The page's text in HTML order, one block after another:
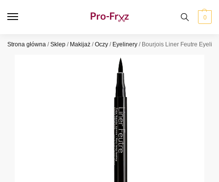
0
Strona główna /Sklep / Makijaż /Oczy / Eyelinery / Bourjois Liner Feutre